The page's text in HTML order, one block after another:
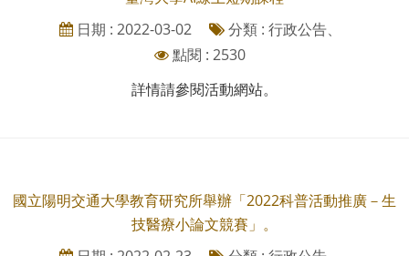
日期 : 2022-03-02
分類 : 行政公告、
點閱 : 2530
詳情請參閱活動網站。
國立陽明交通大學教育研究所舉辦「2022科普活動推廣－生
技醫療小論文競賽」。